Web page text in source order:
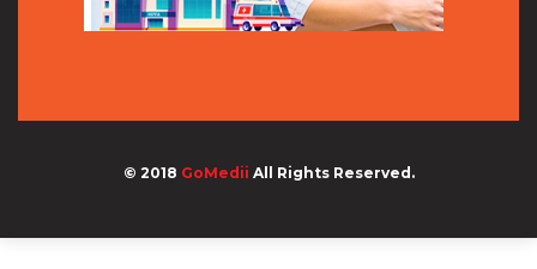
© 2018 GoMedii All Rights Reserved.